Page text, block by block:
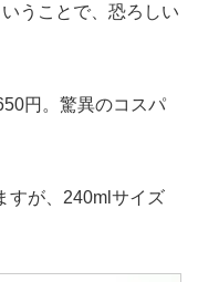
うことで、恐ろしい
円。驚異のコスパ
すが、240mlサイズ